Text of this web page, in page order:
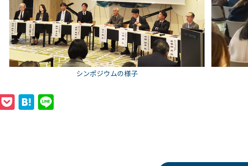
シンポジウムの様子
PocketHatena